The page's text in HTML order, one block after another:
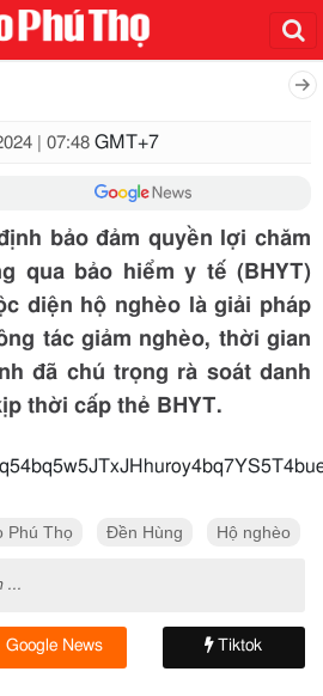
| 07:48 GMT+7
bảo đảm quyền lợi chăm
qua bảo hiểm y tế (BHYT)
diện hộ nghèo là giải pháp
tác giảm nghèo, thời gian
đã chú trọng rà soát danh
thời cấp thẻ BHYT.
Phú Thọ Đền Hùng Hộ nghèo
...
Google News Tiktok